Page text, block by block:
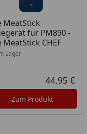
MeatStick
für PM890 -
MeatStick CHEF
am Lager
Lager
44,95 €
Zum Produkt